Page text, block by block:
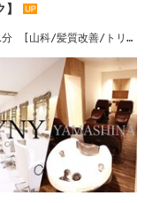
分 [山科/髪質改善/トリー